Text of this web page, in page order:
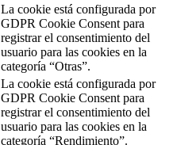
La cookie está configurada por
GDPR Cookie Consent para
registrar el consentimiento del
usuario para las cookies en la
categoría “Otras”.
La cookie está configurada por
GDPR Cookie Consent para
registrar el consentimiento del
usuario para las cookies en la
categoría “Rendimiento”.